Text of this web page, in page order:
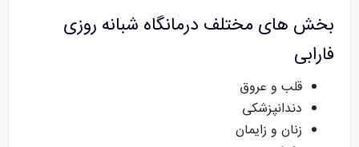
بخش های مختلف درمانگاه شبانه روزی
فارابی
قلب و عروق
دندانپزشکی
زنان و زایمان